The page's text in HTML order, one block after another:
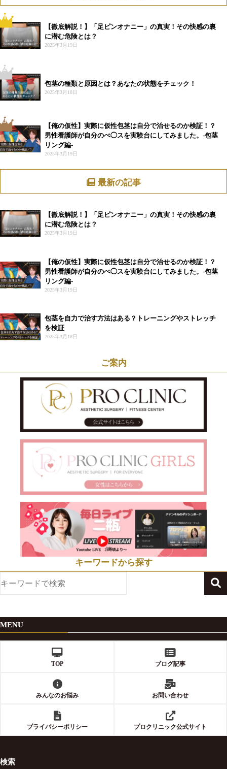
1
【徹底解説！】「足ピンオナニー」の真実！その快感の裏
に潜む危険とは？
2025年3月19日
2
包茎の種類と原因とは？あなたの状態をチェック！
2025年3月18日
3
【俺の仮性】実際に仮性包茎は自分で治せるのか検証！？
男性看護師が自分のぺ◯スを実験台にしてみました。-包茎
リング編-
2025年3月19日
最新の記事
【徹底解説！】「足ピンオナニー」の真実！その快感の裏
に潜む危険とは？
2025年3月19日
【俺の仮性】実際に仮性包茎は自分で治せるのか検証！？
男性看護師が自分のぺ◯スを実験台にしてみました。-包茎
リング編-
2025年3月19日
包茎を自力で治す方法はある？トレーニングやストレッチ
を検証
2025年3月18日
ご案内
キーワードから探す
MENU
TOP ブログ記事
みんなのお悩み お問い合わせ
プライバシーポリシー プロクリニック公式サイト
検索